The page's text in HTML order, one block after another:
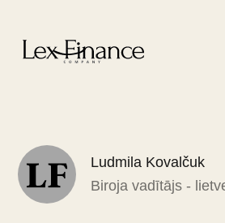
Ludmila Kovalčuk
Biroja vadītājs -